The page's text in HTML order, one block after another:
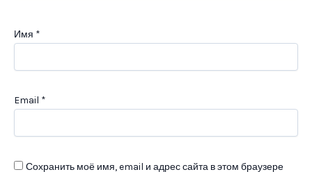
Имя *
Email *
Сохранить моё имя, email и адрес сайта в этом браузере